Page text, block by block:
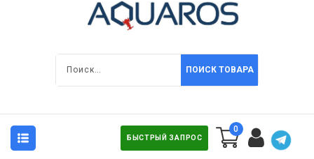
ПОИСК ТОВАРА
БЫСТРЫЙ ЗАПРОС
0